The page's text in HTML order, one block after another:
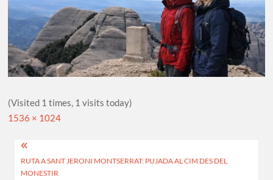
(Visited 1 times, 1 visits today)
Full
1536 × 1024
Navegació
d'entrades
RUTA A SANT JERONI MONTSERRAT: PUJADA AL CIM DES DEL
MONESTIR